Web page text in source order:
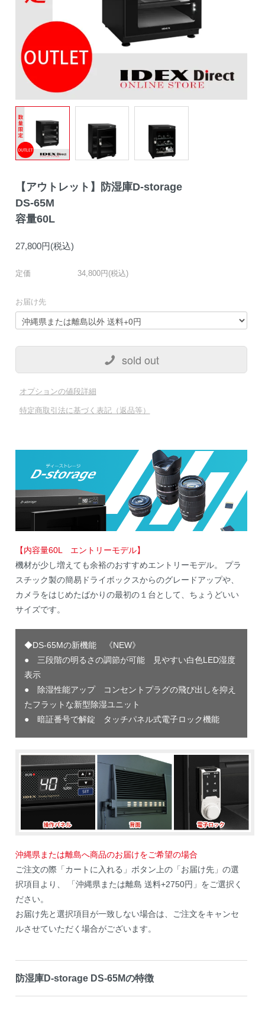
【アウトレット】防湿庫D-storage
DS-65M
容量60L
27,800円(税込)
定価 34,800円(税込)
お届け先
sold out
オプションの値段詳細
特定商取引法に基づく表記（返品等）
【内容量60L エントリーモデル】
機材が少し増えても余裕のおすすめエントリーモデル。 プラ
スチック製の簡易ドライボックスからのグレードアップや、
カメラをはじめたばかりの最初の１台として、ちょうどいい
サイズです。
◆DS-65Mの新機能 《NEW》
● 三段階の明るさの調節が可能 見やすい白色LED湿度
表示
● 除湿性能アップ コンセントプラグの飛び出しを抑え
たフラットな新型除湿ユニット
● 暗証番号で解錠 タッチパネル式電子ロック機能
沖縄県または離島へ商品のお届けをご希望の場合
ご注文の際「カートに入れる」ボタン上の「お届け先」の選
択項目より、 「沖縄県または離島 送料+2750円」をご選択く
ださい。
お届け先と選択項目が一致しない場合は、ご注文をキャンセ
ルさせていただく場合がございます。
防湿庫D-storage DS-65Mの特徴